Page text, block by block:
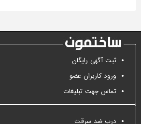
ثبت آگهی رایگان
ورود کاربران عضو
تماس جهت تبلیغات
درب ضد سرقت